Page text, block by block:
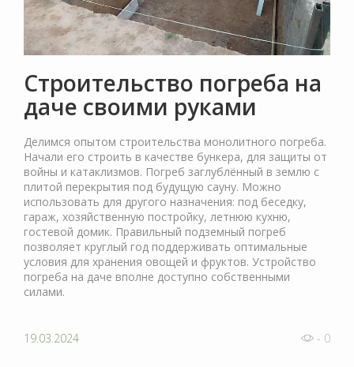
Строительство погреба на
даче своими руками
Делимся опытом строительства монолитного погреба.
Начали его строить в качестве бункера, для защиты от
войны и катаклизмов. Погреб заглублённый в землю с
плитой перекрытия под будущую сауну. Можно
использовать для другого назначения: под беседку,
гараж, хозяйственную постройку, летнюю кухню,
гостевой домик. Правильный подземный погреб
позволяет круглый год поддерживать оптимальные
условия для хранения овощей и фруктов. Устройство
погреба на даче вполне доступно собственными
силами.
19.03.2024 - 0